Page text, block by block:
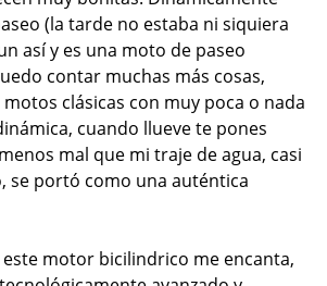
(la tarde no estaba ni siquiera
así y es una moto de paseo
contar muchas más cosas,
clásicas con muy poca o nada
cuando llueve te pones
mal que mi traje de agua, casi
se portó como una auténtica
motor bicilindrico me encanta,